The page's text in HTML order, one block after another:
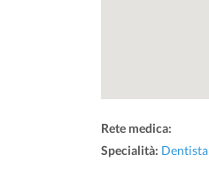
Rete medica:
Specialità: Dentista